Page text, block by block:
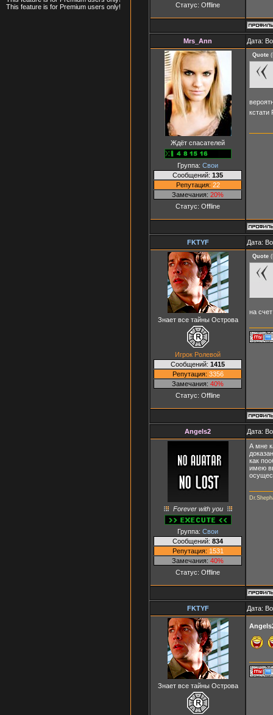
This feature is for Premium users only!
Статус: Offline
Mrs_Ann Дата:
Ждёт спасателей
Группа: Свои
Сообщений: 135
Репутация: 22
Замечания: 20%
Статус: Offline
Quote (
кстати
FKTYF Дата:
Знает все тайны Острова
Игрок Ролевой
Сообщений: 1415
Репутация: 3356
Замечания: 40%
Статус: Offline
Quote (
на
Angels2 Дата:
Forever with you
Группа: Свои
Сообщений: 834
Репутация: 1531
Замечания: 40%
Статус: Offline
А мне
как
имею
FKTYF Дата:
Знает все тайны Острова